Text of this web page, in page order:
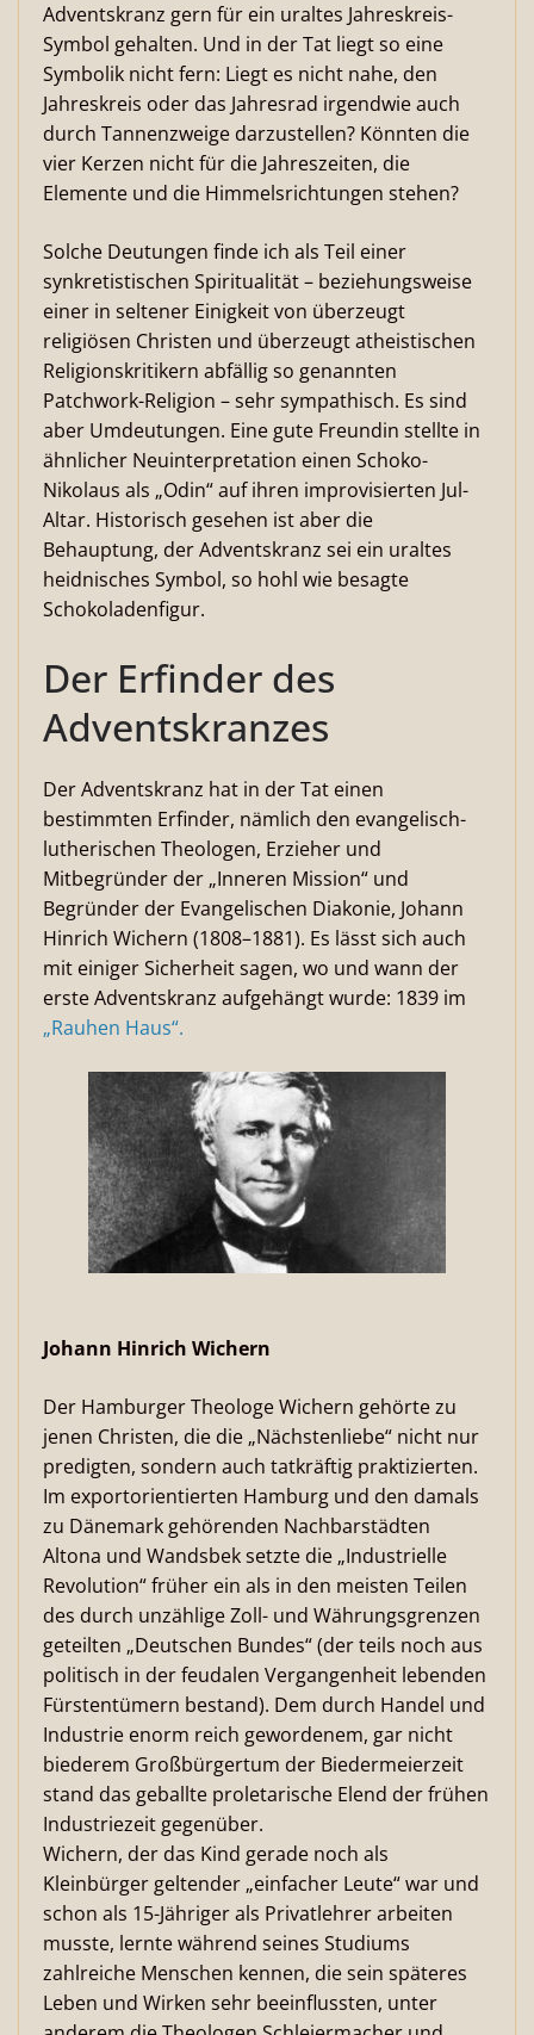
Adventskranz gern für ein uraltes Jahreskreis-
Symbol gehalten. Und in der Tat liegt so eine
Symbolik nicht fern: Liegt es nicht nahe, den
Jahreskreis oder das Jahresrad irgendwie auch
durch Tannenzweige darzustellen? Könnten die
vier Kerzen nicht für die Jahreszeiten, die
Elemente und die Himmelsrichtungen stehen?
Solche Deutungen finde ich als Teil einer
synkretistischen Spiritualität – beziehungsweise
einer in seltener Einigkeit von überzeugt
religiösen Christen und überzeugt atheistischen
Religionskritikern abfällig so genannten
Patchwork-Religion – sehr sympathisch. Es sind
aber Umdeutungen. Eine gute Freundin stellte in
ähnlicher Neuinterpretation einen Schoko-
Nikolaus als „Odin“ auf ihren improvisierten Jul-
Altar. Historisch gesehen ist aber die
Behauptung, der Adventskranz sei ein uraltes
heidnisches Symbol, so hohl wie besagte
Schokoladenfigur.
Der Erfinder des
Adventskranzes
Der Adventskranz hat in der Tat einen
bestimmten Erfinder, nämlich den evangelisch-
lutherischen Theologen, Erzieher und
Mitbegründer der „Inneren Mission“ und
Begründer der Evangelischen Diakonie, Johann
Hinrich Wichern (1808–1881). Es lässt sich auch
mit einiger Sicherheit sagen, wo und wann der
erste Adventskranz aufgehängt wurde: 1839 im
„Rauhen Haus“.
Johann Hinrich Wichern
Der Hamburger Theologe Wichern gehörte zu
jenen Christen, die die „Nächstenliebe“ nicht nur
predigten, sondern auch tatkräftig praktizierten.
Im exportorientierten Hamburg und den damals
zu Dänemark gehörenden Nachbarstädten
Altona und Wandsbek setzte die „Industrielle
Revolution“ früher ein als in den meisten Teilen
des durch unzählige Zoll- und Währungsgrenzen
geteilten „Deutschen Bundes“ (der teils noch aus
politisch in der feudalen Vergangenheit lebenden
Fürstentümern bestand). Dem durch Handel und
Industrie enorm reich gewordenem, gar nicht
biederem Großbürgertum der Biedermeierzeit
stand das geballte proletarische Elend der frühen
Industriezeit gegenüber.
Wichern, der das Kind gerade noch als
Kleinbürger geltender „einfacher Leute“ war und
schon als 15-Jähriger als Privatlehrer arbeiten
musste, lernte während seines Studiums
zahlreiche Menschen kennen, die sein späteres
Leben und Wirken sehr beeinflussten, unter